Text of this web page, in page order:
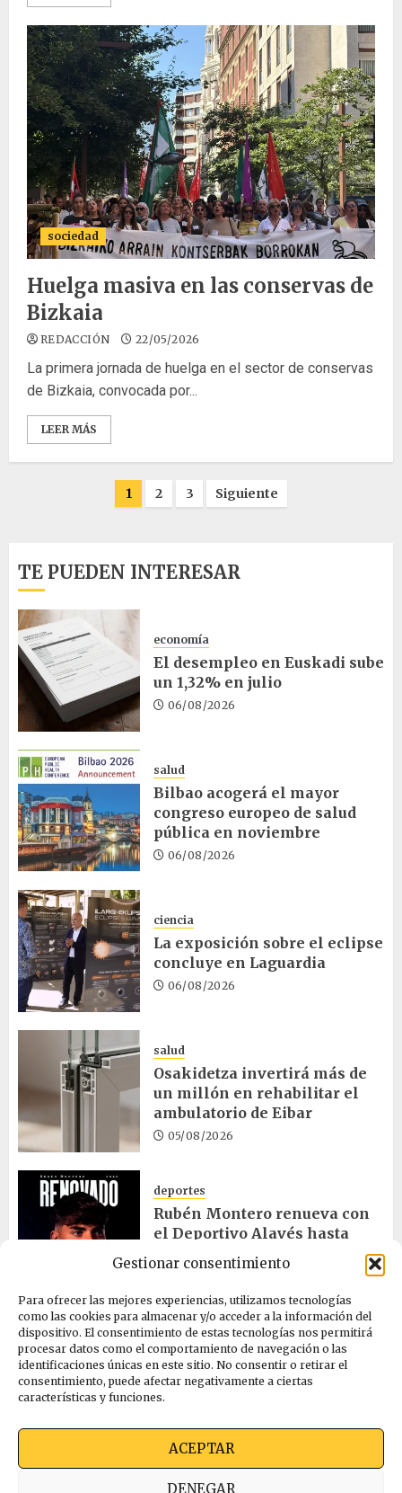
Gestionar consentimiento
Para ofrecer las mejores experiencias, utilizamos tecnologías
como las cookies para almacenar y/o acceder a la información del
dispositivo. El consentimiento de estas tecnologías nos permitirá
procesar datos como el comportamiento de navegación o las
identificaciones únicas en este sitio. No consentir o retirar el
consentimiento, puede afectar negativamente a ciertas
características y funciones.
ACEPTAR
DENEGAR
sociedad
Huelga masiva en las conservas de
Bizkaia
REDACCIÓN 22/05/2026
La primera jornada de huelga en el sector de conservas
de Bizkaia, convocada por...
LEER MÁS
Paginación
1 2 3 Siguiente
TE PUEDEN INTERESAR
economía
El desempleo en Euskadi sube
un 1,32% en julio
06/08/2026
salud
Bilbao acogerá el mayor
congreso europeo de salud
pública en noviembre
06/08/2026
ciencia
La exposición sobre el eclipse
concluye en Laguardia
06/08/2026
salud
Osakidetza invertirá más de
un millón en rehabilitar el
ambulatorio de Eibar
05/08/2026
deportes
Rubén Montero renueva con
el Deportivo Alavés hasta
cultura
Melgosa, Barredo y Hurtado
asisten a la Bajada de Celedón
Ekimen Press